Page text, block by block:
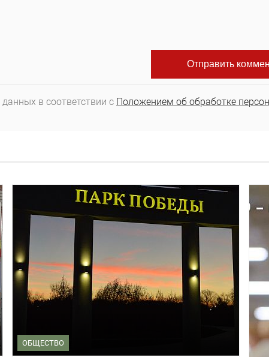
в соответствии с Положением об обработке
ОБЩЕСТВО